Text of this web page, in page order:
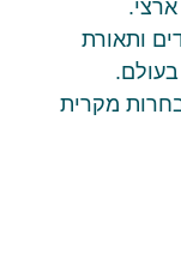
ותאורת
מקרית